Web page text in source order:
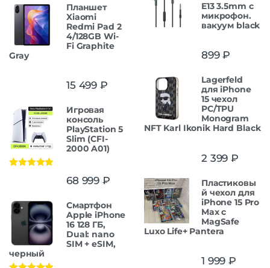
Планшет
Xiaomi
Redmi Pad 2
4/128GB Wi-
Fi Graphite
Gray
15 499 ₽
Игровая
консоль
PlayStation 5
Slim (CFI-
2000 A01)
68 999 ₽
Смартфон
Apple iPhone
16 128 ГБ,
Dual: nano
SIM + eSIM,
черный
E13 3.5mm с
микрофон.
вакуум black
899₽
Lagerfeld
для iPhone
15 чехол
PC/TPU
Monogram
NFT Karl Ikonik Hard Black
2 399 ₽
Пластиковы
й чехол для
iPhone 15 Pro
Max с
MagSafe
Luxo Life+ Pantera
1 999 ₽